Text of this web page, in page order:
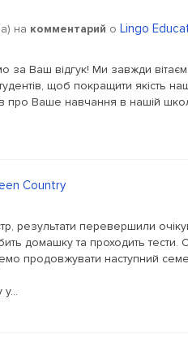
на комментарий о Lingo
Ваш відгук! Ми завжди
щоб покращити якість
про Ваше навчання в нашій
Country
результати перевершили
домашку та проходить
продовжувати наступний
у...